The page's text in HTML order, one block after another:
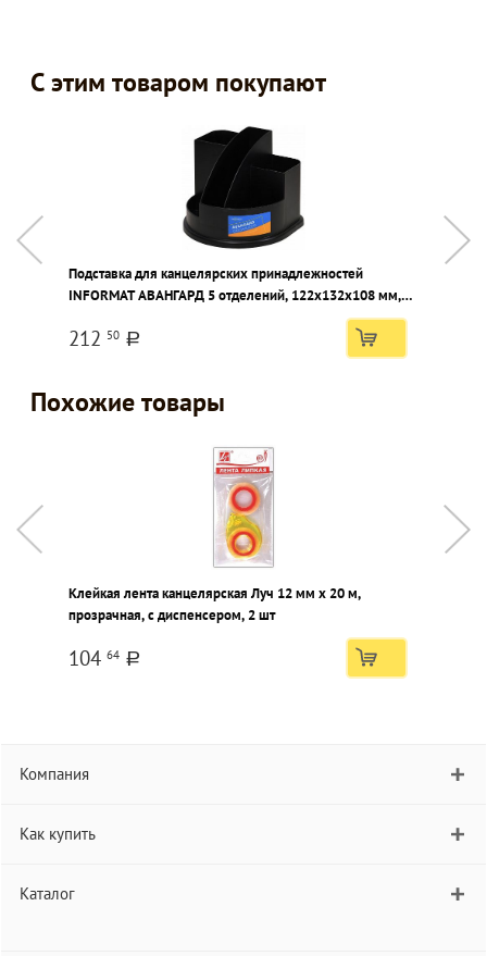
С этим товаром покупают
Подставка для канцелярских принадлежностей
INFORMAT АВАНГАРД 5 отделений, 122x132x108 мм,
212 50 a
Похожие товары
Клейкая лента канцелярская Луч 12 мм х 20 м,
прозрачная, с диспенсером, 2 шт
104 64 a
Компания
Как купить
Каталог